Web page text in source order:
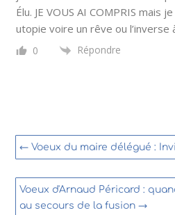
Élu. JE VOUS AI COMPRIS mais
utopie voire un rêve ou l’inverse
0 Répondre
←Voeux du maire délégué :
Voeux d'Arnaud Péricard :
au secours de la fusion →